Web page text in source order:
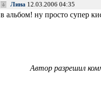
Лина 12.03.2006 04:35
в альбом! ну просто супер
Автор разрешил